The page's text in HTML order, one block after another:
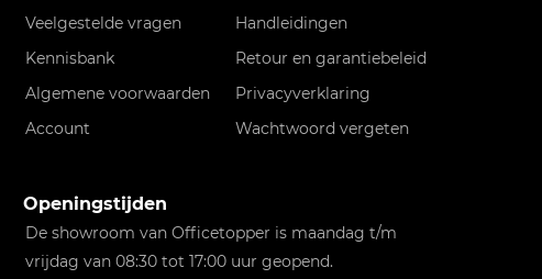
Veelgestelde vragen
Handleidingen
Kennisbank
Retour en garantiebeleid
Algemene voorwaarden
Privacyverklaring
Account
Wachtwoord vergeten
Openingstijden
De showroom van Officetopper is maandag t/m
vrijdag van 08:30 tot 17:00 uur geopend.